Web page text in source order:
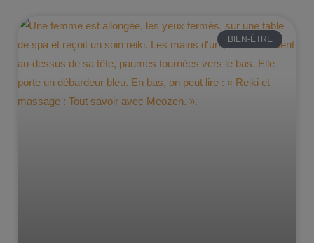
BIEN-ÊTRE